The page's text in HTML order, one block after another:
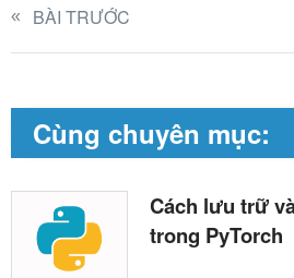
BÀI TRƯỚC
Cùng chuyên mục:
Cách lưu trữ
trong PyTorch